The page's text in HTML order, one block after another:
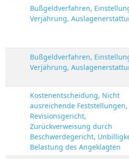
Bußgeldverfahren,
Verjährung,
Bußgeldverfahren,
Verjährung,
Kostenentscheidung, Nicht
ausreichende Feststellungen,
Revisionsgericht,
Zurückverweisung durch
Beschwerdegericht,
Belastung des Angeklagten